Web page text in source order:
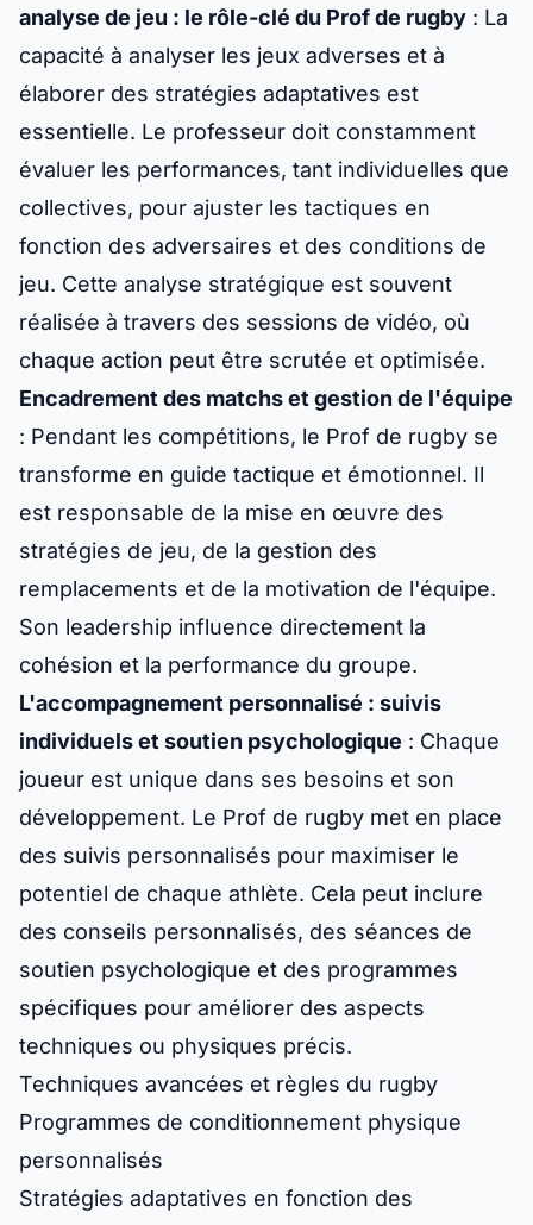
analyse de jeu : le rôle-clé du Prof de rugby : La
capacité à analyser les jeux adverses et à
élaborer des stratégies adaptatives est
essentielle. Le professeur doit constamment
évaluer les performances, tant individuelles que
collectives, pour ajuster les tactiques en
fonction des adversaires et des conditions de
jeu. Cette analyse stratégique est souvent
réalisée à travers des sessions de vidéo, où
chaque action peut être scrutée et optimisée.
Encadrement des matchs et gestion de l'équipe
: Pendant les compétitions, le Prof de rugby se
transforme en guide tactique et émotionnel. Il
est responsable de la mise en œuvre des
stratégies de jeu, de la gestion des
remplacements et de la motivation de l'équipe.
Son leadership influence directement la
cohésion et la performance du groupe.
L'accompagnement personnalisé : suivis
individuels et soutien psychologique : Chaque
joueur est unique dans ses besoins et son
développement. Le Prof de rugby met en place
des suivis personnalisés pour maximiser le
potentiel de chaque athlète. Cela peut inclure
des conseils personnalisés, des séances de
soutien psychologique et des programmes
spécifiques pour améliorer des aspects
techniques ou physiques précis.
Techniques avancées et règles du rugby
Programmes de conditionnement physique
personnalisés
Stratégies adaptatives en fonction des